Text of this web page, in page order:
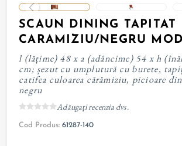
SCAUN DINING TAPITAT
CARAMIZIU/NEGRU
l (lățime) 48 x a (adâncime) 54 x h
cm; șezut cu umplutură cu burete,
catifea culoarea cărămiziu, picioare
negru
Adăugați recenzia dvs.
Cod Produs: 61287-140